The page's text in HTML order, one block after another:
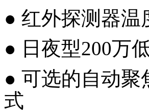
● 红外探测器温
● 日夜型200万
● 可选的自动聚
式